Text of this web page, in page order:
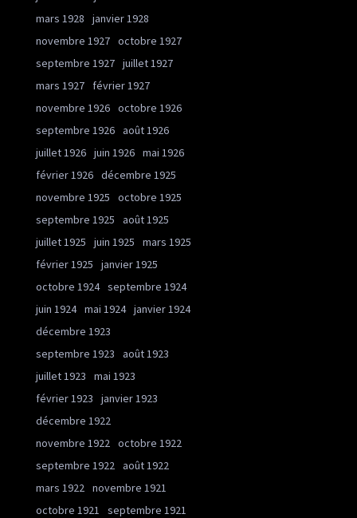
mars 1928
janvier 1928
novembre 1927 octobre 1927
septembre 1927 juillet 1927
mars 1927
février 1927
novembre 1926 octobre 1926
septembre 1926 août 1926
juillet 1926 juin 1926 mai 1926
février 1926 décembre 1925
novembre 1925
octobre 1925
septembre 1925
août 1925
juillet 1925
juin 1925
mars 1925
février 1925
janvier 1925
octobre 1924 septembre 1924
juin 1924 mai 1924 janvier 1924
décembre 1923
septembre 1923
août 1923
juillet 1923
mai 1923
février 1923
janvier 1923
décembre 1922
novembre 1922 octobre 1922
septembre 1922 août 1922
mars 1922 novembre 1921
octobre 1921
septembre 1921